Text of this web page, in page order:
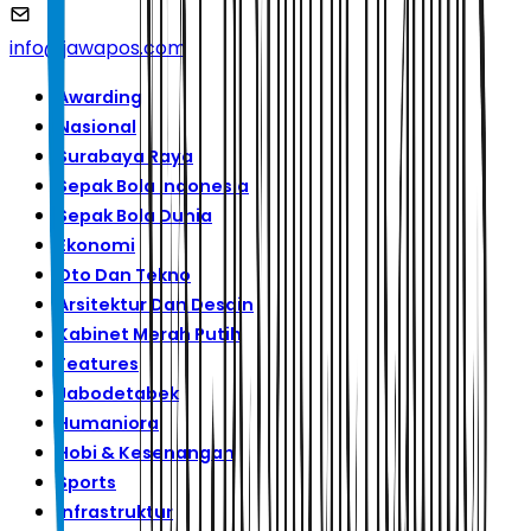
info@jawapos.com
Awarding
Nasional
Surabaya Raya
Sepak Bola Indonesia
Sepak Bola Dunia
Ekonomi
Oto Dan Tekno
Arsitektur Dan Desain
Kabinet Merah Putih
Features
Jabodetabek
Humaniora
Hobi & Kesenangan
Sports
Infrastruktur